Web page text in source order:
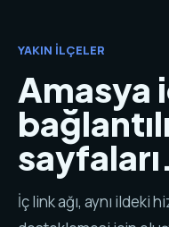
YAKIN İLÇELER
Amasya
sayfaları.
İç link ağı, aynı ildeki